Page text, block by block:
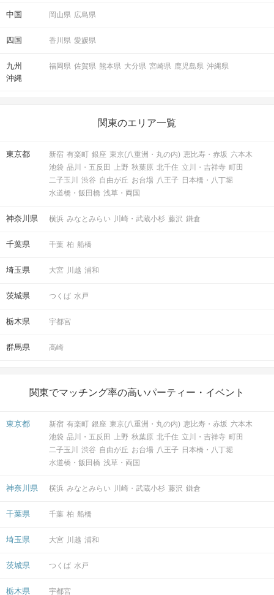
中国 岡山県 広島県
四国 香川県 愛媛県
九州
沖縄
福岡県 佐賀県 熊本県 大分県 宮崎県 鹿児島県 沖縄県
関東のエリア一覧
東京都 新宿 有楽町 銀座 東京(八重洲・丸の内) 恵比寿・赤坂 六本木
池袋 品川・五反田 上野 秋葉原 北千住 立川・吉祥寺 町田
二子玉川
渋谷 自由が丘 お台場 八王子 日本橋・八丁堀
水道橋・飯田橋 浅草・両国
神奈川県 横浜 みなとみらい 川崎・武蔵小杉 藤沢 鎌倉
千葉県 千葉 柏 船橋
埼玉県 大宮 川越 浦和
茨城県 つくば 水戸
栃木県 宇都宮
群馬県 高崎
関東でマッチング率の高いパーティー・イベント
東京都 新宿 有楽町 銀座 東京(八重洲・丸の内) 恵比寿・赤坂 六本木
池袋 品川・五反田 上野 秋葉原 北千住 立川・吉祥寺 町田
二子玉川
渋谷 自由が丘 お台場 八王子 日本橋・八丁堀
水道橋・飯田橋 浅草・両国
神奈川県 横浜 みなとみらい 川崎・武蔵小杉 藤沢 鎌倉
千葉県 千葉 柏 船橋
埼玉県 大宮 川越 浦和
茨城県 つくば 水戸
栃木県 宇都宮